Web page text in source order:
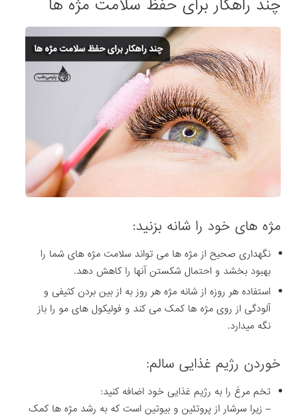
چند راهکار برای حفظ سلامت مژه ها
مژه های خود را شانه بزنید:
نگهداری صحیح از مژه ها می تواند سلامت مژه های شما را
بهبود بخشد و احتمال شکستن آنها را کاهش دهد.
استفاده هر روزه از شانه مژه هر روز به از بین بردن کثیفی و
آلودگی از روی مژه ها کمک می کند و فولیکول های مو را باز
نگه میدارد.
خوردن رژیم غذایی سالم:
تخم مرغ را به رژیم غذایی خود اضافه کنید:
– زیرا سرشار از پروتئین و بیوتین است که به رشد مژه ها کمک